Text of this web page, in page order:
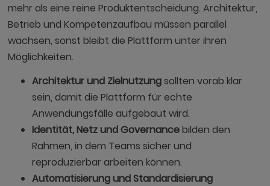
mehr als eine reine Produktentscheidung. Architektur,
Betrieb und Kompetenzaufbau müssen parallel
wachsen, sonst bleibt die Plattform unter ihren
Möglichkeiten.
Architektur und Zielnutzungsollten vorab klar
sein, damit die Plattform für echte
Anwendungsfälle aufgebaut wird.
Identität, Netz und Governancebilden den
Rahmen, in dem Teams sicher und
reproduzierbar arbeiten können.
Automatisierung und Standardisierung